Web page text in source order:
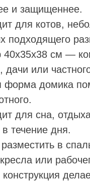
и защищеннее.
для котов,
подходящего
40х35х38 см —
дачи или
форма домика
для сна,
течение дня.
в
или
конструкция